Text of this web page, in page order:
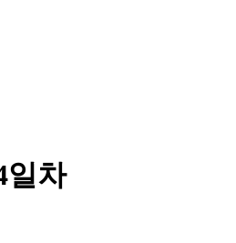
일차